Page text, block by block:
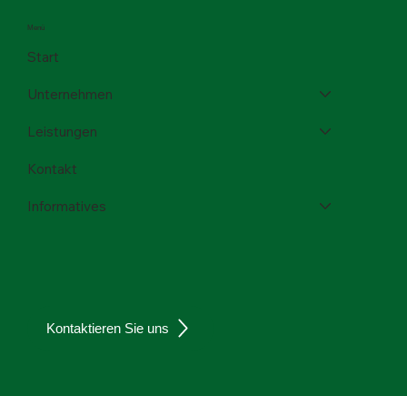
Menü
Start
Unternehmen
Leistungen
Kontakt
Informatives
Kontaktieren Sie uns